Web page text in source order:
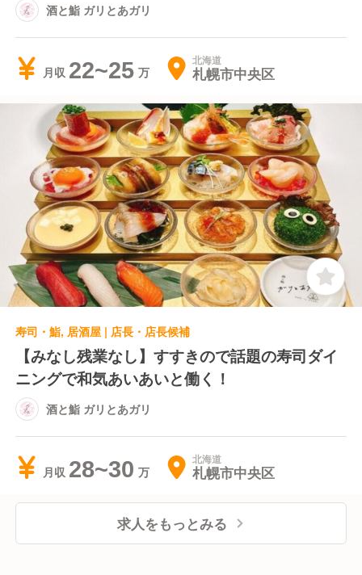
酒と鮨 ガリとあガリ
月収 22~25 北海道
札幌市中央区
寿司・鮨, 居酒屋 | 店長・店長候補
【みなし残業なし】すすきので話題の寿司ダイ
ニングで和気あいあいと働く！
酒と鮨 ガリとあガリ
月収 28~30 北海道
札幌市中央区
求人をもっとみる